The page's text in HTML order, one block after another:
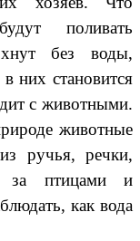
поливать
без воды,
них становится
с животными.
животные
ручья, речки,
за птицами и
как вода